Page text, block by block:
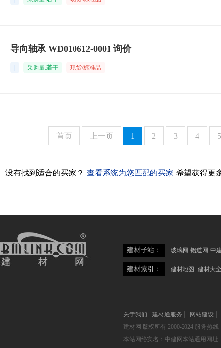
导向轴承 WD010612-0001 询价
采购量:若干 现货/标准品
首页 上一页 1 2 3 4 5
没有找到适合的买家？ 查看系统为您匹配的买家 希望获得更
建材子站： 玻璃网 铝道网 中
建材索引： 建材地图 建材大全
关于我们 建材通服务
网站建设
建材网 版权所有 2000-2024 服务热线
本站网络实名：中建网本站通用网址